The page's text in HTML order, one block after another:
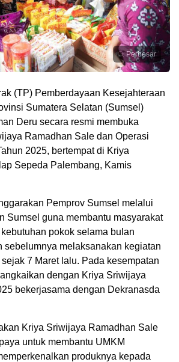
Perbesar
(TP) Pemberdayaan Kesejahteraan
Sumatera Selatan (Sumsel)
Deru secara resmi membuka
Ramadhan Sale dan Operasi
2025, bertempat di Kriya
Sepeda Palembang, Kamis
Pemprov Sumsel melalui
Sumsel guna membantu masyarakat
pokok selama bulan
sebelumnya melaksanakan kegiatan
7 Maret lalu. Pada kesempatan
dengan Kriya Sriwijaya
bekerjasama dengan Dekranasda
Kriya Sriwijaya Ramadhan Sale
untuk membantu UMKM
produknya kepada